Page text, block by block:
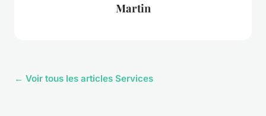
Martin
← Voir tous les articles Services